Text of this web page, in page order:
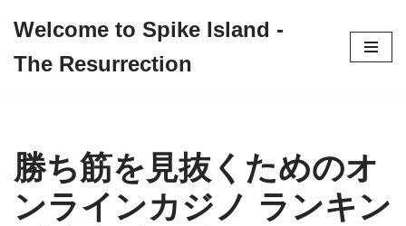
to
Welcome to Spike Island -
The Resurrection
勝ち筋を見抜くためのオ
ンラインカジノ ランキン